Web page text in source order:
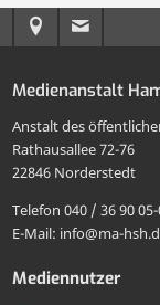
Anreise
MA
HSH
an
die
MA
HSH
Medienanstalt
Anstalt des
Rathausallee 72-76
22846 Norderstedt
Telefon 040 / 36 90
E-Mail: info@ma-
Mediennutzer